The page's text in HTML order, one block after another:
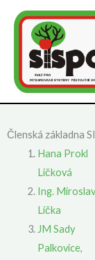
Přeskočit
Členská základna
Hana Prokl
Ličková
Ing. Miroslav
Lička
JM Sady
Palkovice,